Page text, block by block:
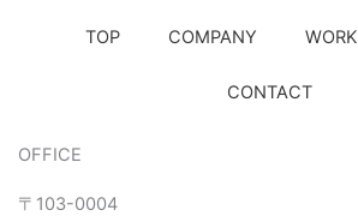
TOP COMPANY WORK
CONTACT
OFFICE
〒103-0004